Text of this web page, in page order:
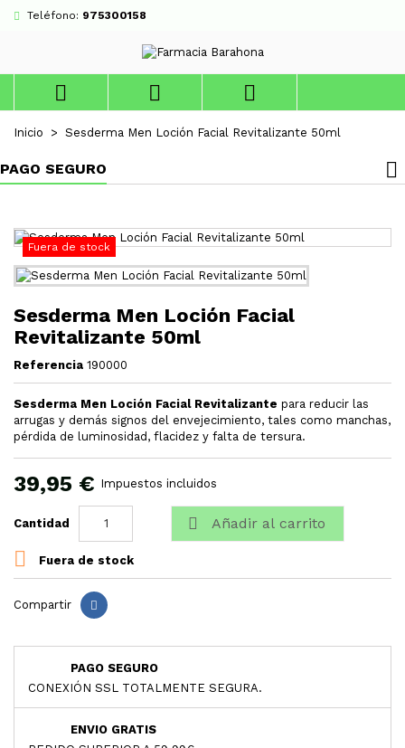
Teléfono: 975300158
  
Inicio Sesderma Men Loción Facial Revitalizante 50ml
PAGO SEGURO
Fuera de stock
Sesderma Men Loción Facial
Revitalizante 50ml
Referencia 190000
Sesderma Men Loción Facial Revitalizante para reducir las
arrugas y demás signos del envejecimiento, tales como manchas,
pérdida de luminosidad, flacidez y falta de tersura.
39,95 € Impuestos incluidos
Cantidad  Añadir al carrito
 Fuera de stock
Compartir
PAGO SEGURO
CONEXIÓN SSL TOTALMENTE SEGURA.
ENVIO GRATIS